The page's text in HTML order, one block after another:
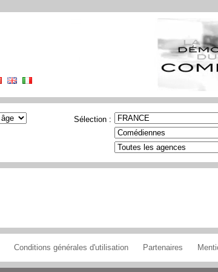
Sélection :
Conditions générales d'utilisation Partenaires